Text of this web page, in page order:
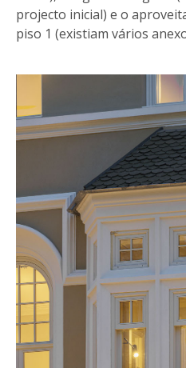
projecto inicial) e o
piso 1 (existiam vários